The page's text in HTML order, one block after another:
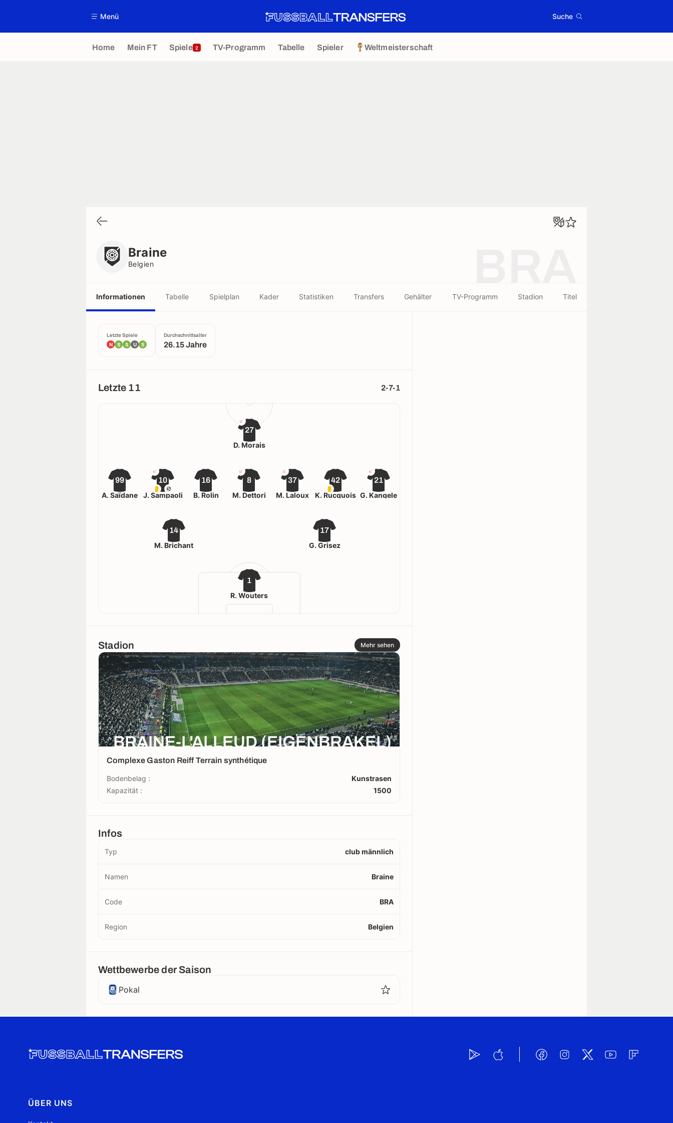
Menü Suche
Home Mein FT Spiele 2 TV-Programm Tabelle Spieler Weltmeisterschaft
Braine
Belgien
Informationen Tabelle Spielplan Kader Statistiken Transfers Gehälter TV-Programm Stadion Titel
Letzte Spiele
N S S U S
Durchschnittsalter
26.15 Jahre
Letzte 11 2-7-1
1
R. Wouters
14
M. Brichant
17
G. Grisez
99
A. Saïdane
10
J. Sampaoli
16
B. Rolin
8
M. Dettori
37
M. Laloux
42
K. Rucquois
21
G. Kangele
27
D. Morais
Stadion Mehr sehen
BRAINE-L'ALLEUD (EIGENBRAKEL)
Complexe Gaston Reiff Terrain synthétique
Bodenbelag :
Kunstrasen
Kapazität :
1500
Infos
Typ club männlich
Namen Braine
Code BRA
Region Belgien
Wettbewerbe der Saison
Pokal
ÜBER UNS